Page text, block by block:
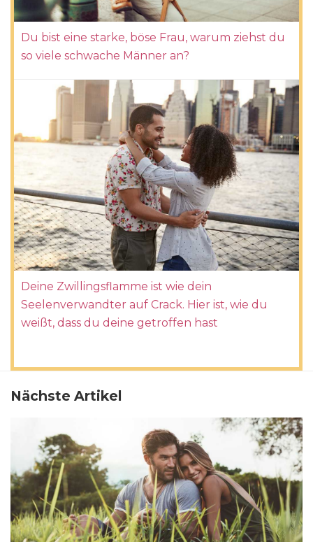
Du bist eine starke, böse Frau, warum ziehst du
so viele schwache Männer an?
Deine Zwillingsflamme ist wie dein
Seelenverwandter auf Crack. Hier ist, wie du
weißt, dass du deine getroffen hast
Nächste Artikel